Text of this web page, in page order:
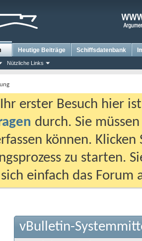
Nützliche Links
Heutige Beiträge Schiffsdatenbank
erster Besuch hier
durch. Sie
können.
zu starten.
sich einfach das
vBulletin-